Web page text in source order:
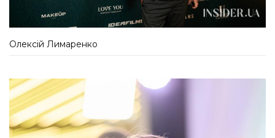
Олексій Лимаренко